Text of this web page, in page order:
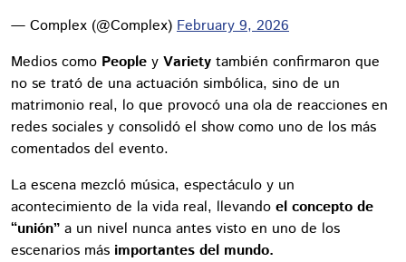
— Complex (@Complex) February 9, 2026
Medios como People y Variety también confirmaron que
no se trató de una actuación simbólica, sino de un
matrimonio real, lo que provocó una ola de reacciones en
redes sociales y consolidó el show como uno de los más
comentados del evento.
La escena mezcló música, espectáculo y un
acontecimiento de la vida real, llevando el concepto de
“unión” a un nivel nunca antes visto en uno de los
escenarios más importantes del mundo.